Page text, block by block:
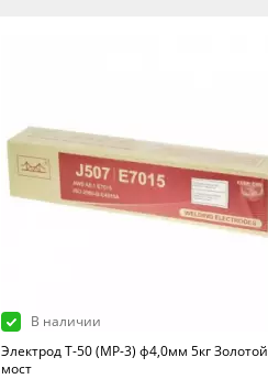
В наличии
Электрод Т-50 (МР-3) ф4,0мм 5кг Золотой
мост